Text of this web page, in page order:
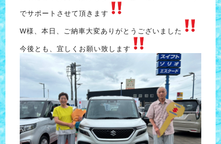
でサポートさせて頂きます
W様、本日、ご納車大変ありがとうございました
今後とも、宜しくお願い致します